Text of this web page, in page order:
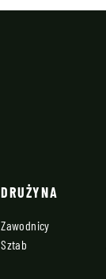
DRUŻYNA
Zawodnicy
Sztab